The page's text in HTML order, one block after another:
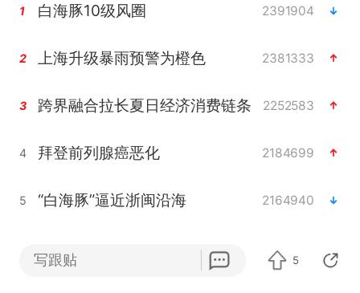
1 白海豚10级风圈 2391904
2 上海升级暴雨预警为橙色 2381333
3 跨界融合拉长夏日经济消费链条 2252583
4 拜登前列腺癌恶化 2184699
5 “白海豚”逼近浙闽沿海 2164940
2021165
写跟贴 5